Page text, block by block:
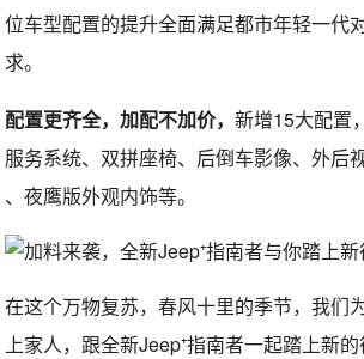
位车型配置的提升全面满足都市年轻一代
求。
配置更齐全，加配不加价，新增15大配置
服务系统、双拼座椅、后倒车影像、外后
、夜鹰版外观内饰等。
在这个万物复苏，春风十里的季节，我们
上家人，跟全新Jeep⁺指南者一起踏上新